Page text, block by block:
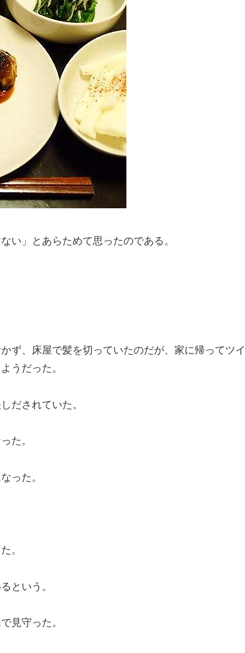
い」とあらためて思ったのである。
ず、床屋で髪を切っていたのだが、家に帰ってツイ
うだった。
だされていた。
た。
った。
。
という。
見守った。